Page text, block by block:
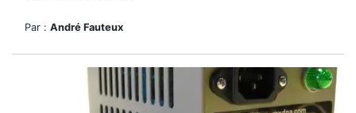
Par : André Fauteux